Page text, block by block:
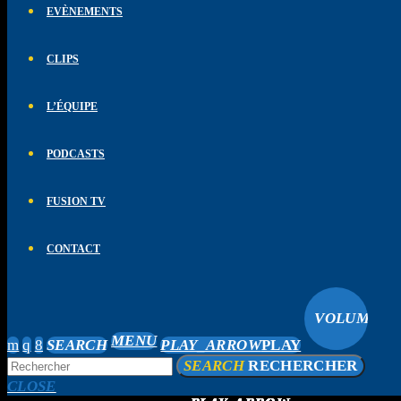
EVÈNEMENTS
CLIPS
L’ÉQUIPE
PODCASTS
FUSION TV
CONTACT
SEARCH MENU PLAY_ARROWPLAY
SEARCHRECHERCHER
CLOSE